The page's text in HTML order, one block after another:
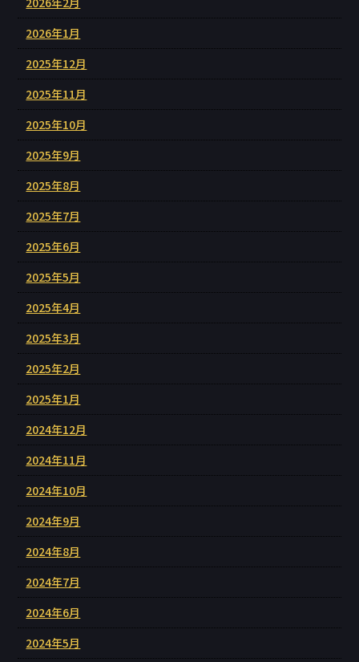
2026年1月
2025年12月
2025年11月
2025年10月
2025年9月
2025年8月
2025年7月
2025年6月
2025年5月
2025年4月
2025年3月
2025年2月
2025年1月
2024年12月
2024年11月
2024年10月
2024年9月
2024年8月
2024年7月
2024年6月
2024年5月